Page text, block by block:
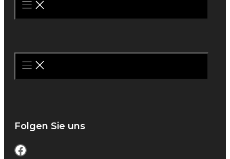
Folgen Sie uns
Facebook